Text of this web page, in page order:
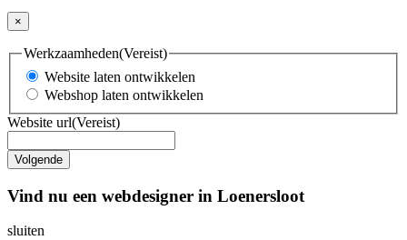
×
Werkzaamheden(Vereist)
Website laten ontwikkelen
Webshop laten ontwikkelen
Website url(Vereist)
Vind nu een webdesigner in Loenersloot
sluiten